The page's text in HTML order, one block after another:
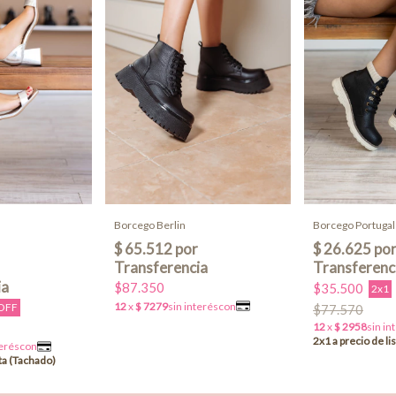
Borcego Berlin
$87.350
Borcego Portugal
$35.500 2x1
$77.570